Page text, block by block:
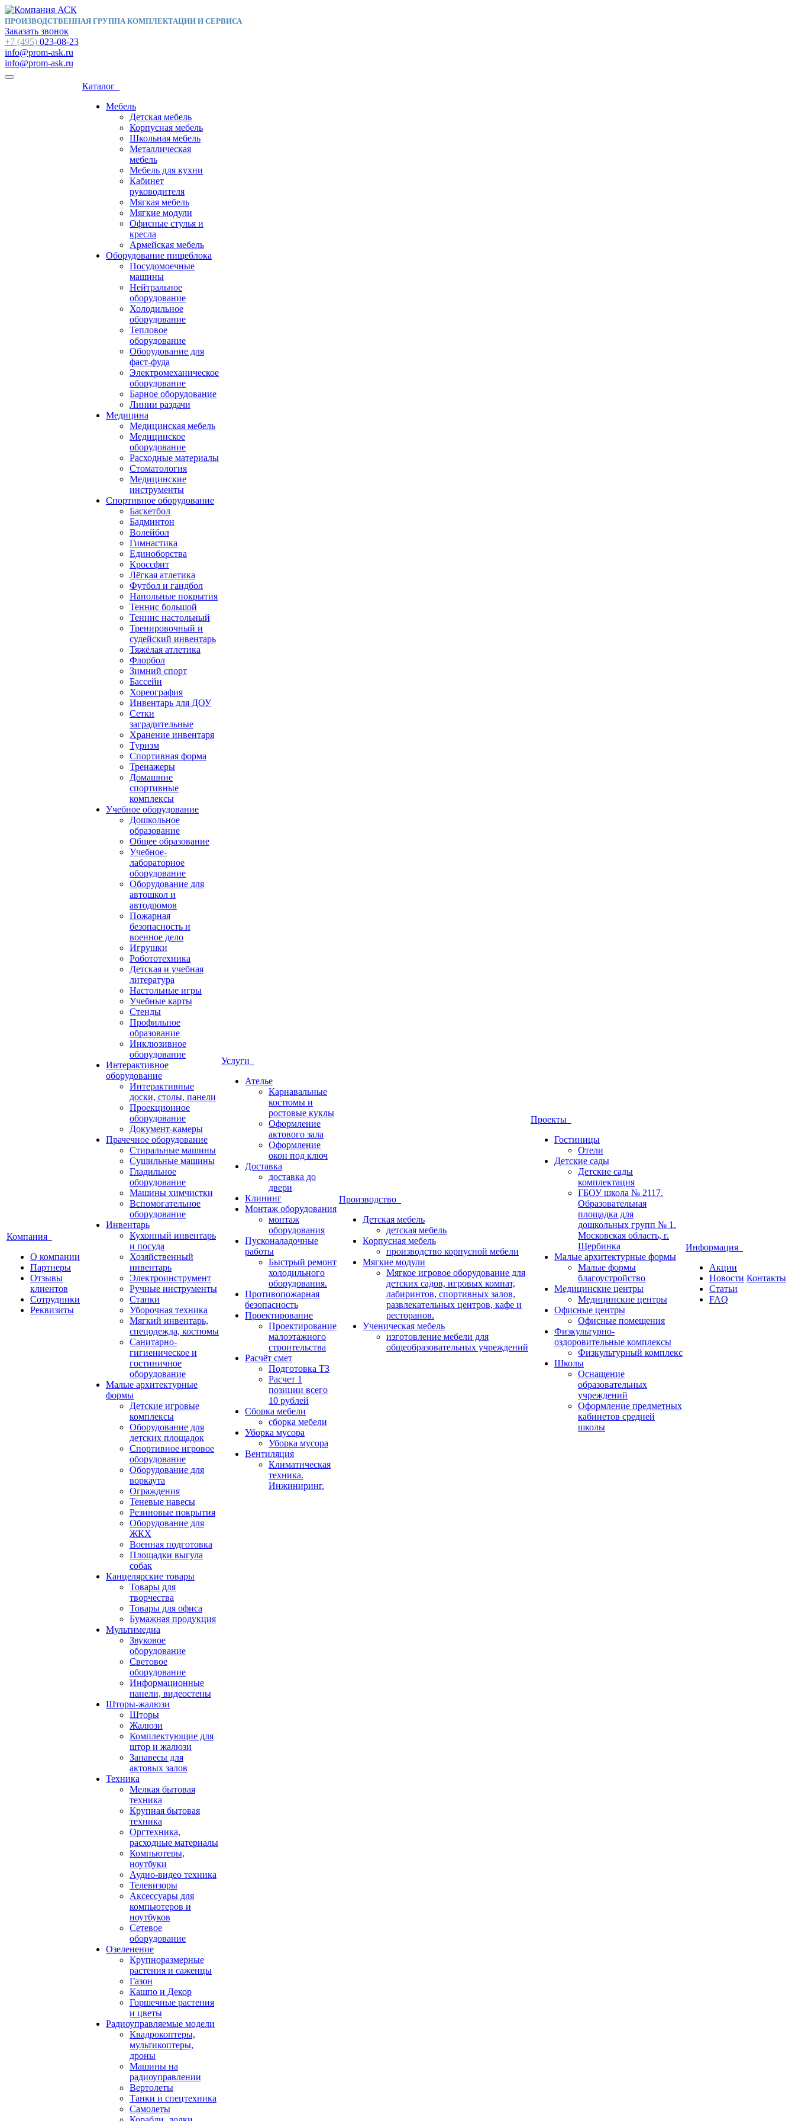
ПРОИЗВОДСТВЕННАЯ ГРУППА КОМПЛЕКТАЦИИ И СЕРВИСА
Заказать звонок
+7 (495) 023-08-23
info@prom-ask.ru
info@prom-ask.ru
Компания
О компании
Партнеры
Отзывы
клиентов
Сотрудники
Реквизиты
Каталог
Мебель
Детская мебель
Корпусная мебель
Школьная мебель
Металлическая
мебель
Мебель для кухни
Кабинет
руководителя
Мягкая мебель
Мягкие модули
Офисные стулья и
кресла
Армейская мебель
Оборудование пищеблока
Посудомоечные
машины
Нейтральное
оборудование
Холодильное
оборудование
Тепловое
оборудование
Оборудование для
фаст-фуда
Электромеханическое
оборудование
Барное оборудование
Линии раздачи
Медицина
Медицинская мебель
Медицинское
оборудование
Расходные материалы
Стоматология
Медицинские
инструменты
Спортивное оборудование
Баскетбол
Бадминтон
Волейбол
Гимнастика
Единоборства
Кроссфит
Лёгкая атлетика
Футбол и гандбол
Напольные покрытия
Теннис большой
Теннис настольный
Тренировочный и
судейский инвентарь
Тяжёлая атлетика
Флорбол
Зимний спорт
Бассейн
Хореография
Инвентарь для ДОУ
Сетки
заградительные
Хранение инвентаря
Туризм
Спортивная форма
Тренажеры
Домашние
спортивные
комплексы
Учебное оборудование
Дошкольное
образование
Общее образование
Учебное-
лабораторное
оборудование
Оборудование для
автошкол и
автодромов
Пожарная
безопасность и
военное дело
Игрушки
Робототехника
Детская и учебная
литература
Настольные игры
Учебные карты
Стенды
Профильное
образование
Инклюзивное
оборудование
Интерактивное
оборудование
Интерактивные
доски, столы, панели
Проекционное
оборудование
Документ-камеры
Прачечное оборудование
Стиральные машины
Сушильные машины
Гладильное
оборудование
Машины химчистки
Вспомогательное
оборудование
Инвентарь
Кухонный инвентарь
и посуда
Хозяйственный
инвентарь
Электроинструмент
Ручные инструменты
Станки
Уборочная техника
Мягкий инвентарь,
спецодежда, костюмы
Санитарно-
гигиеническое и
гостиничное
оборудование
Малые архитектурные
формы
Детские игровые
комплексы
Оборудование для
детских площадок
Спортивное игровое
оборудование
Оборудование для
воркаута
Ограждения
Теневые навесы
Резиновые покрытия
Оборудование для
ЖКХ
Военная подготовка
Площадки выгула
собак
Канцелярские товары
Товары для
творчества
Товары для офиса
Бумажная продукция
Мультимедиа
Звуковое
оборудование
Световое
оборудование
Информационные
панели, видеостены
Шторы-жалюзи
Шторы
Жалюзи
Комплектующие для
штор и жалюзи
Занавесы для
актовых залов
Техника
Мелкая бытовая
техника
Крупная бытовая
техника
Оргтехника,
расходные материалы
Компьютеры,
ноутбуки
Аудио-видео техника
Телевизоры
Аксессуары для
компьютеров и
ноутбуков
Сетевое
оборудование
Озеленение
Крупноразмерные
растения и саженцы
Газон
Кашпо и Декор
Горшечные растения
и цветы
Радиоуправляемые модели
Квадрокоптеры,
мультикоптеры,
дроны
Машины на
радиоуправлении
Вертолеты
Танки и спецтехника
Самолеты
Услуги
Ателье
Карнавальные
костюмы и
ростовые куклы
Оформление
актового зала
Оформление
окон под ключ
Доставка
доставка до
двери
Клининг
Монтаж оборудования
монтаж
оборудования
Пусконаладочные
работы
Быстрый ремонт
холодильного
оборудования.
Противопожарная
безопасность
Проектирование
Проектирование
малоэтажного
строительства
Расчёт смет
Подготовка ТЗ
Расчет 1
позиции всего
10 рублей
Сборка мебели
сборка мебели
Уборка мусора
Уборка мусора
Вентиляция
Климатическая
техника.
Инжиниринг.
Производство
Детская мебель
детская мебель
Корпусная мебель
производство корпусной мебели
Мягкие модули
Мягкое игровое оборудование для
детских садов, игровых комнат,
лабиринтов, спортивных залов,
развлекательных центров, кафе и
ресторанов.
Ученическая мебель
изготовление мебели для
общеобразовательных учреждений
Проекты
Гостиницы
Отели
Детские сады
Детские сады
комплектация
ГБОУ школа № 2117.
Образовательная
площадка для
дошкольных групп № 1.
Московская область, г.
Щербинка
Малые архитектурные формы
Малые формы
благоустройство
Медицинские центры
Медицинские центры
Офисные центры
Офисные помещения
Физкультурно-
оздоровительные комплексы
Физкультурный комплекс
Школы
Оснащение
образовательных
учреждений
Оформление предметных
кабинетов средней
школы
Информация
Акции
Новости
Статьи
FAQ
Контакты